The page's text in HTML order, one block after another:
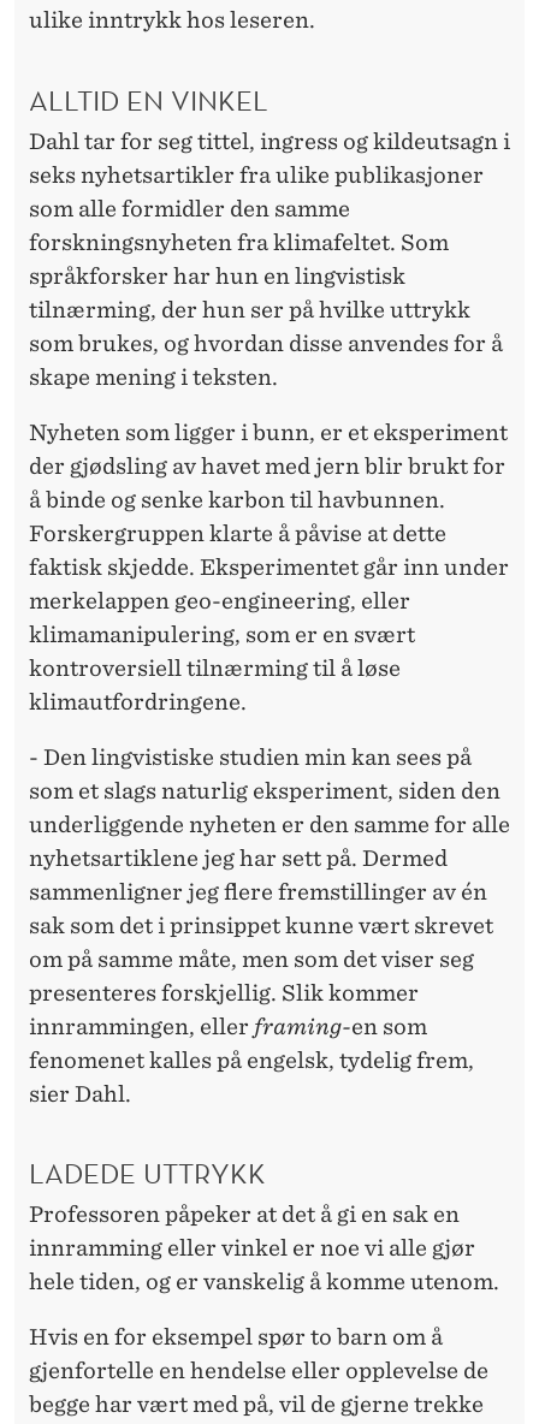
ulike inntrykk hos leseren.
ALLTID EN VINKEL
Dahl tar for seg tittel, ingress og kildeutsagn i
seks nyhetsartikler fra ulike publikasjoner
som alle formidler den samme
forskningsnyheten fra klimafeltet. Som
språkforsker har hun en lingvistisk
tilnærming, der hun ser på hvilke uttrykk
som brukes, og hvordan disse anvendes for å
skape mening i teksten.
Nyheten som ligger i bunn, er et eksperiment
der gjødsling av havet med jern blir brukt for
å binde og senke karbon til havbunnen.
Forskergruppen klarte å påvise at dette
faktisk skjedde. Eksperimentet går inn under
merkelappen geo-engineering, eller
klimamanipulering, som er en svært
kontroversiell tilnærming til å løse
klimautfordringene.
- Den lingvistiske studien min kan sees på
som et slags naturlig eksperiment, siden den
underliggende nyheten er den samme for alle
nyhetsartiklene jeg har sett på. Dermed
sammenligner jeg flere fremstillinger av én
sak som det i prinsippet kunne vært skrevet
om på samme måte, men som det viser seg
presenteres forskjellig. Slik kommer
innrammingen, eller framing-en som
fenomenet kalles på engelsk, tydelig frem,
sier Dahl.
LADEDE UTTRYKK
Professoren påpeker at det å gi en sak en
innramming eller vinkel er noe vi alle gjør
hele tiden, og er vanskelig å komme utenom.
Hvis en for eksempel spør to barn om å
gjenfortelle en hendelse eller opplevelse de
begge har vært med på, vil de gjerne trekke